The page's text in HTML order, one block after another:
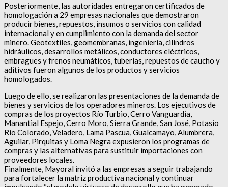
Posteriormente, las autoridades entregaron certificados de
homologación a 29 empresas nacionales que demostraron
producir bienes, repuestos, insumos o servicios con calidad
internacional y en cumplimiento con la demanda del sector
minero. Geotextiles, geomembranas, ingeniería, cilíndros
hidráulicos, desarrollos metálicos, conductores eléctricos,
embragues y frenos neumáticos, tuberías, repuestos de caucho y
aditivos fueron algunos de los productos y servicios
homologados.
Luego de ello, se realizaron las presentaciones de la demanda de
bienes y servicios de los operadores mineros. Los ejecutivos de
compras de los proyectos Río Turbio, Cerro Vanguardia,
Manantial Espejo, Cerro Moro, Sierra Grande, San José, Potasio
Río Colorado, Veladero, Lama Pascua, Gualcamayo, Alumbrera,
Aguilar, Pirquitas y Loma Negra expusieron los programas de
compras y las alternativas para sustituir importaciones con
proveedores locales.
Finalmente, Mayoral invitó a las empresas a seguir trabajando
para fortalecer la matriz productiva nacional y continuar